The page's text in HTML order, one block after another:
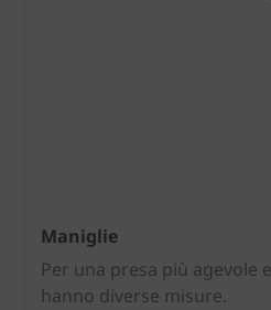
Maniglie
Per una presa più agevole
hanno diverse misure.